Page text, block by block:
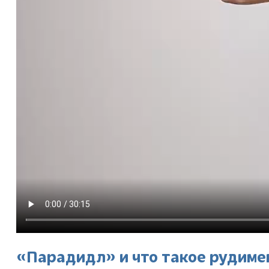
«Парадидл» и что такое